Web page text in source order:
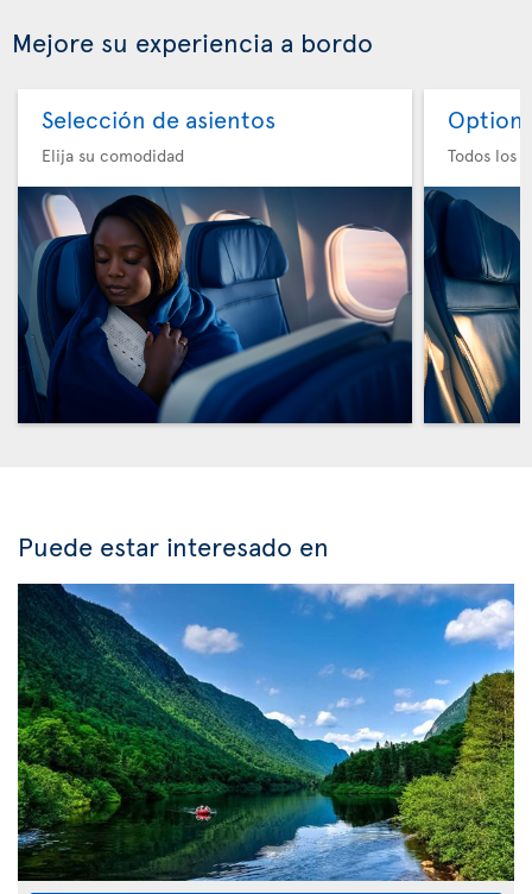
Mejore su experiencia a bordo
Selección de asientos
Elija su comodidad
Option
Todos los
Puede estar interesado en